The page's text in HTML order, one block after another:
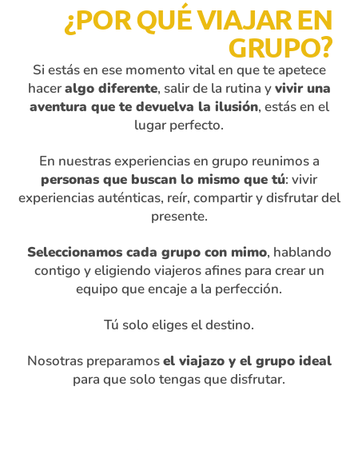
¿POR QUÉ VIAJAR EN
GRUPO?
Si estás en ese momento vital en que te apetece
haceralgo diferente, salir de la rutina yvivir una
aventura que te devuelva la ilusión, estás en el
lugar perfecto.
En nuestras experiencias en grupo reunimos a
personas que buscan lo mismo que tú: vivir
experiencias auténticas, reír, compartir y disfrutar del
presente.
Seleccionamos cada grupo con mimo, hablando
contigo y eligiendo viajeros afines para crear un
equipo que encaje a la perfección.
Tú solo eliges el destino.
Nosotras preparamosel viajazo y el grupo ideal
para que solo tengas que disfrutar.